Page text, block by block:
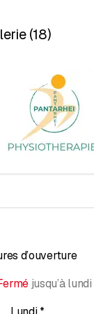
nous rendre
Panta
Prendre rendez-
(18)
d’ouverture
jusqu’à